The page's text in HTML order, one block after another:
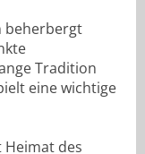
beherbergt
Tradition
eine wichtige
Heimat des